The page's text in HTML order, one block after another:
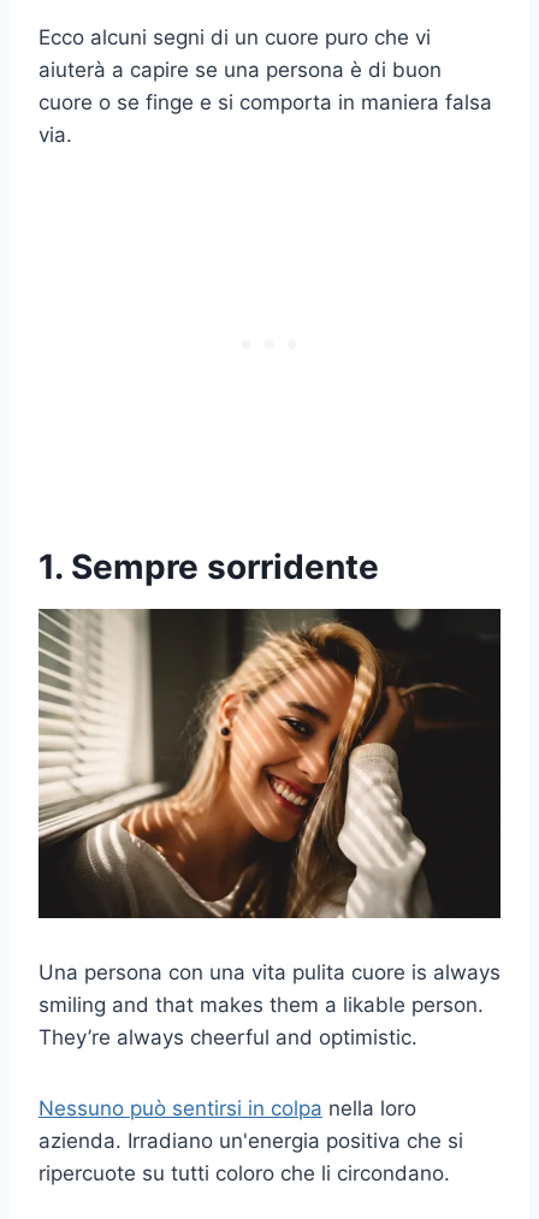
Ecco alcuni segni di un cuore puro che vi
aiuterà a capire se una persona è di buon
cuore o se finge e si comporta in maniera falsa
via.
1. Sempre sorridente
Una persona con una vita pulita cuore is always
smiling and that makes them a likable person.
They’re always cheerful and optimistic.
Nessuno può sentirsi in colpa nella loro
azienda. Irradiano un'energia positiva che si
ripercuote su tutti coloro che li circondano.